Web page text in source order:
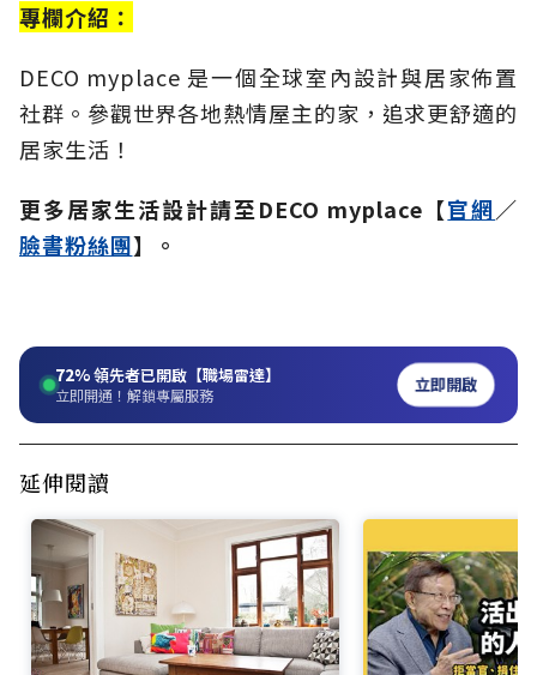
專欄介紹：
DECO myplace 是一個全球室內設計與居家佈置
社群。參觀世界各地熱情屋主的家，追求更舒適的
居家生活！
更多居家生活設計請至DECO myplace【官網 ／
臉書粉絲團】。
72%領先者已開啟【職場雷達】
立即開通！解鎖專屬服務 立即開啟
延伸閱讀